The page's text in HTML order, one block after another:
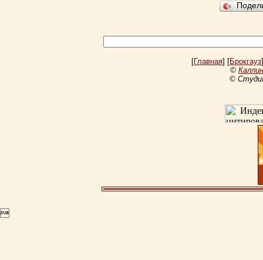
[Главная] [Брокгауз
©
©
